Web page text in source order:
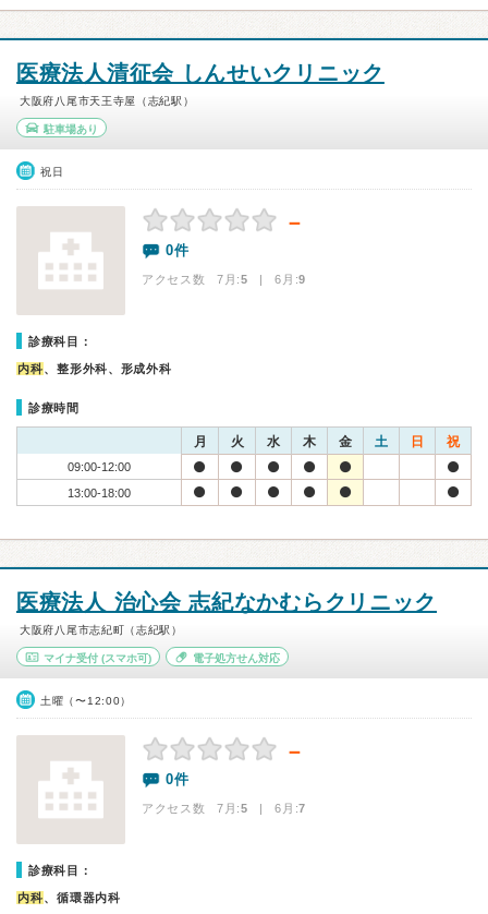
医療法人清征会 しんせいクリニック
大阪府八尾市天王寺屋（志紀駅）
駐車場あり
祝日
－
0件
アクセス数 7月:5 | 6月:9
診療科目：
内科、整形外科、形成外科
診療時間
月 火 水 木 金 土 日 祝
09:00-12:00
13:00-18:00
医療法人 治心会 志紀なかむらクリニック
大阪府八尾市志紀町（志紀駅）
マイナ受付 (スマホ可) 電子処方せん対応
土曜（〜12:00）
－
0件
アクセス数 7月:5 | 6月:7
診療科目：
内科、循環器内科